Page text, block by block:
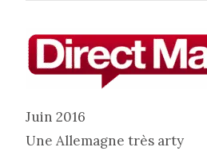
Juin 2016
Une Allemagne très arty